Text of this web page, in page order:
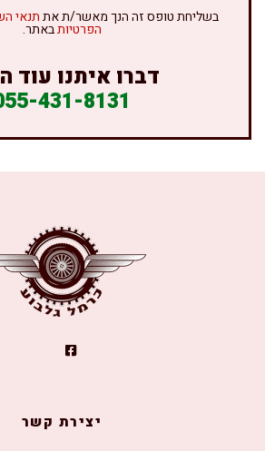
בשליחת טופס זה הנך מאשר/ת אתתנאי
הפרטיותבאתר.
דברו איתנו עוד
431-8131
יצירת קשר